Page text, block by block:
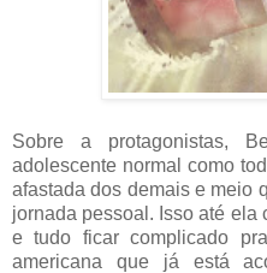
Sobre a protagonistas,
adolescente normal como
afastada dos demais e meio
jornada pessoal. Isso até ela
e tudo ficar complicado
americana que já está